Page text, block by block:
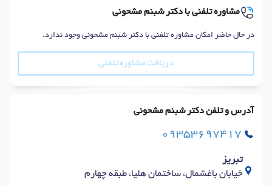
مشاوره تلفنی با دکتر شبنم مشحونی
در حال حاضر امکان مشاوره تلفنی با دکتر شبنم مشحونی وجود ندارد.
دریافت مشاوره تلفنی
آدرس و تلفن دکتر شبنم مشحونی
09353697417
تبریز
خیابان باغشمال، ساختمان هلیا، طبقه چهارم